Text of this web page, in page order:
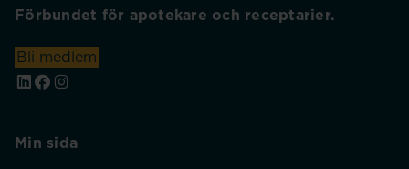
Förbundet för apotekare och receptarier.
Bli medlem
Min sida